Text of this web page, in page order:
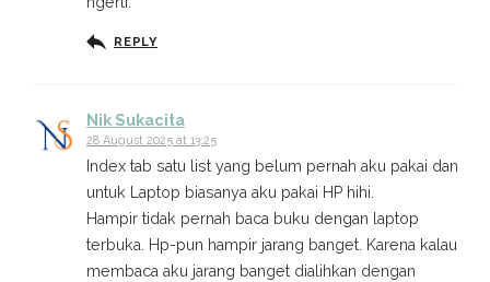
REPLY
Nik Sukacita
28 August 2025 at 13:25
Index tab satu list yang belum pernah aku pakai dan
untuk Laptop biasanya aku pakai HP hihi.
Hampir tidak pernah baca buku dengan laptop
terbuka. Hp-pun hampir jarang banget. Karena kalau
membaca aku jarang banget dialihkan dengan